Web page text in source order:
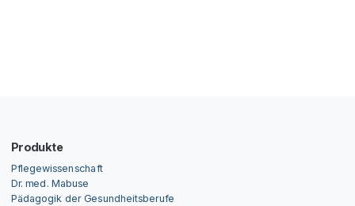
Produkte
Pflegewissenschaft
Dr. med. Mabuse
Pädagogik der Gesundheitsberufe